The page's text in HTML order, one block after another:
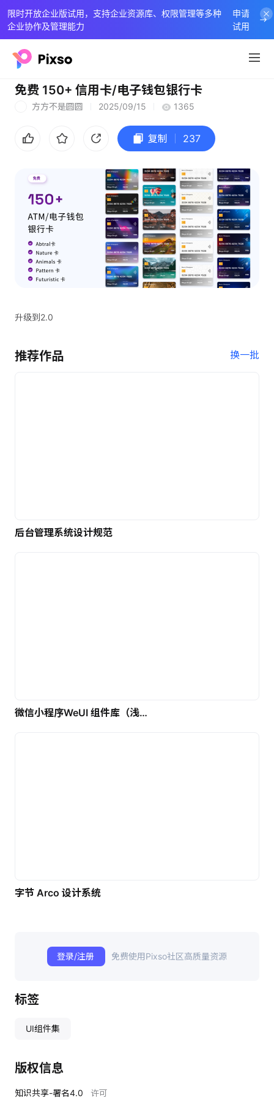
限时开放企业版试用，支持企业资源库、权限管理等多种
企业协作及管理能力
申请
试用
免费 150+ 信用卡/电子钱包银行卡
方方不是圆圆 2025/09/15 1365
复制 237
升级到2.0
推荐作品 换一批
后台管理系统设计规范
微信小程序WeUI 组件库（浅色）| 免费UI设计素材
字节 Arco 设计系统
登录/注册 免费使用Pixso社区高质量资源
标签
UI组件集
版权信息
知识共享-署名4.0 许可